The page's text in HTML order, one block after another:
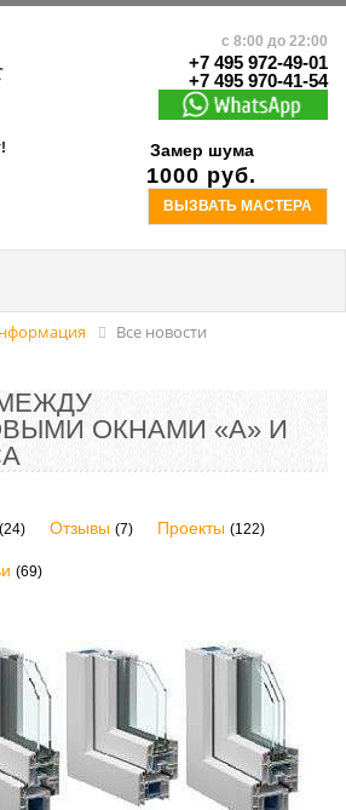
с 8:00 до 22:00
+7 495 972-49-01
+7 495 970-41-54
Замер шума
1000 руб.
ВЫЗВАТЬ МАСТЕРА
Все новости
ОКНАМИ «А» И
(24) Отзывы (7) Проекты (122)
(69)